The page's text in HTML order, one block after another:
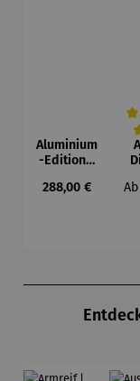
Aluminium
-Edition |
MY LIFE
Regulärer Preis:
288,00 € Ab